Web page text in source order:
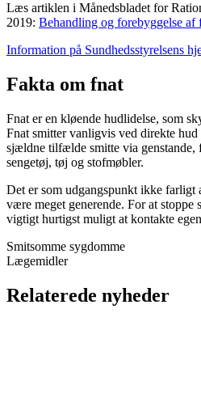
Læs artiklen i Månedsbladet for
2019: Behandling og forebyggelse af
Information på Sundhedsstyrelsens
Fakta om fnat
Fnat er en kløende hudlidelse, som
Fnat smitter vanligvis ved direkte
sjældne tilfælde smitte via genstande,
sengetøj, tøj og stofmøbler.
Det er som udgangspunkt ikke farligt
være meget generende. For at stoppe
vigtigt hurtigst muligt at kontakte
Smitsomme sygdomme
Lægemidler
Relaterede nyheder